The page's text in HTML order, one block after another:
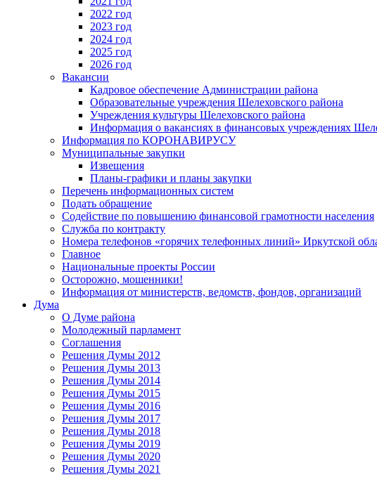
2022 год
2023 год
2024 год
2025 год
2026 год
Вакансии
Кадровое обеспечение Администрации района
Образовательные учреждения Шелеховского района
Учреждения культуры Шелеховского района
Информация о вакансиях в финансовых учреждениях
Информация по КОРОНАВИРУСУ
Муниципальные закупки
Извещения
Планы-графики и планы закупки
Перечень информационных систем
Подать обращение
Содействие по повышению финансовой грамотности населения
Служба по контракту
Номера телефонов «горячих телефонных линий» Иркутской
Главное
Национальные проекты России
Осторожно, мошенники!
Информация от министерств, ведомств, фондов, организаций
Дума
О Думе района
Молодежный парламент
Соглашения
Решения Думы 2012
Решения Думы 2013
Решения Думы 2014
Решения Думы 2015
Решения Думы 2016
Решения Думы 2017
Решения Думы 2018
Решения Думы 2019
Решения Думы 2020
Решения Думы 2021